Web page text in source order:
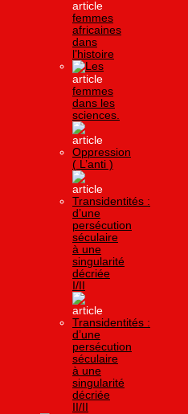
femmes
africaines
dans
l’histoire
Les
femmes
dans les
sciences.
Oppression
( L’anti )
Transidentités :
d’une
persécution
séculaire
à une
singularité
décriée
I/II
Transidentités :
d’une
persécution
séculaire
à une
singularité
décriée
II/II